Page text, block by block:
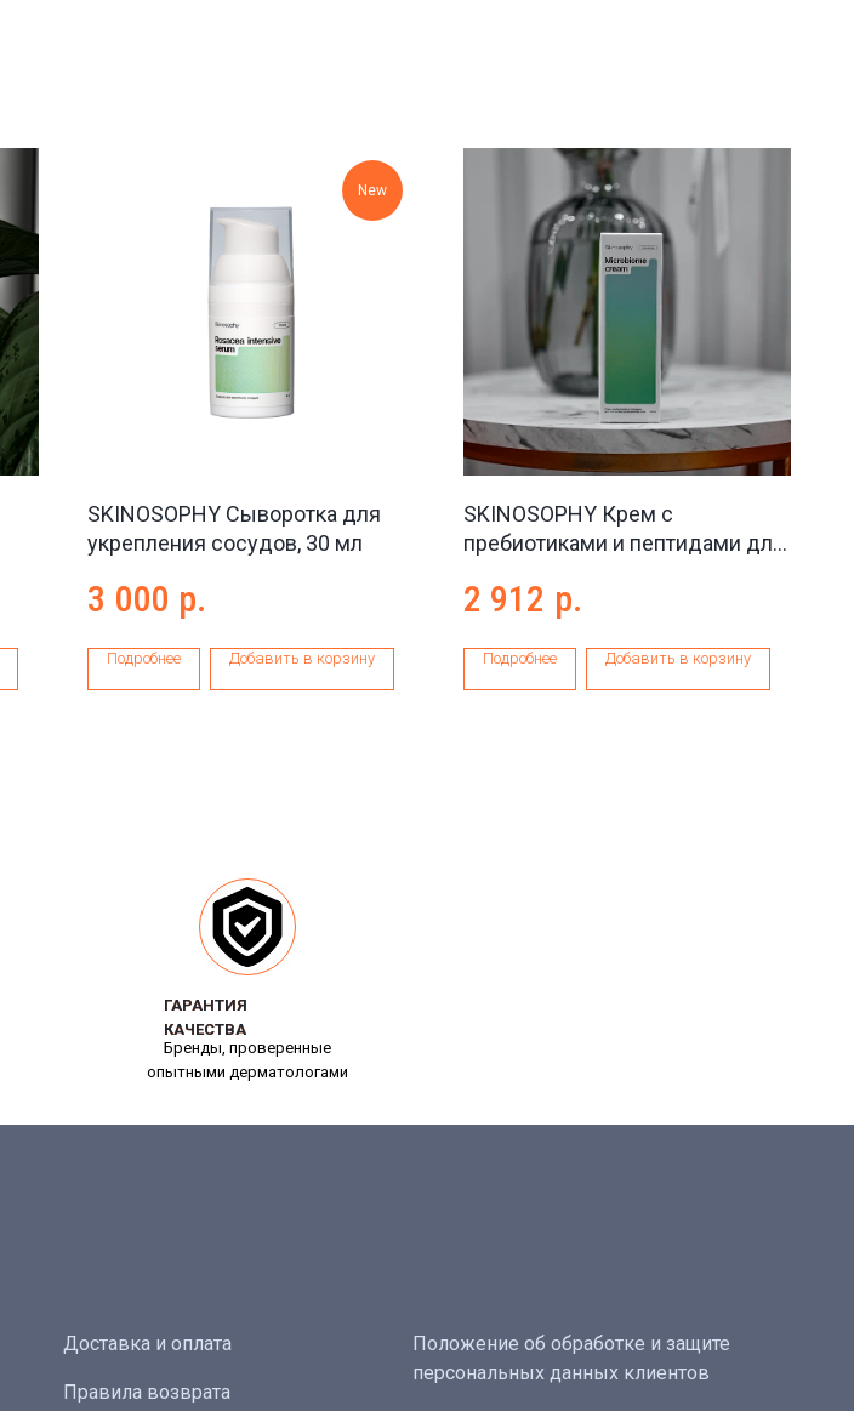
New
SKINOSOPHY Сыворотка для
укрепления сосудов, 30 мл
3 000 р.
Подробнее Добавить в корзину
SKINOSOPHY Крем с
пребиотиками и пептидами для
кожи, 50 мл
2 912 р.
Подробнее Добавить в корзину
Бренды, проверенные
опытными дерматологами
ГАРАНТИЯ
КАЧЕСТВА
ГАРАНТИЯ
КАЧЕСТВА
Положение об обработке и защите
персональных данных клиентов
Доставка и оплата
Правила возврата